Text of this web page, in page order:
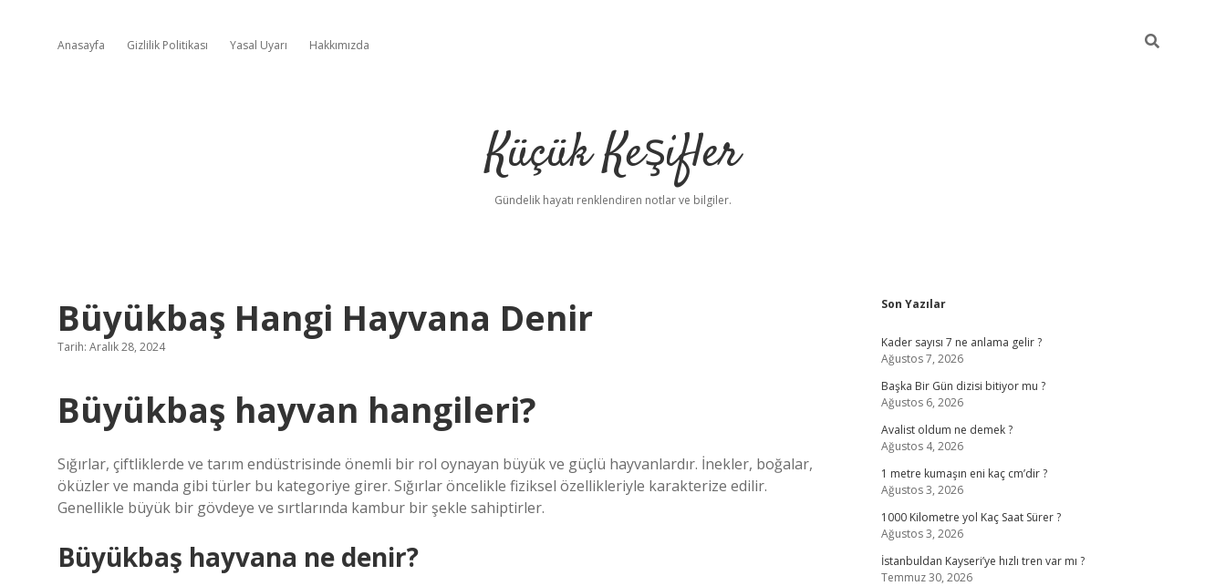
Anasayfa Gizlilik Politikası Yasal Uyarı Hakkımızda
Küçük Keşifler
Gündelik hayatı renklendiren notlar ve bilgiler.
Büyükbaş Hangi Hayvana Denir
Tarih: Aralık 28, 2024
Büyükbaş hayvan hangileri?
Sığırlar, çiftliklerde ve tarım endüstrisinde önemli bir rol oynayan büyük ve güçlü hayvanlardır. İnekler, boğalar,
öküzler ve manda gibi türler bu kategoriye girer. Sığırlar öncelikle fiziksel özellikleriyle karakterize edilir.
Genellikle büyük bir gövdeye ve sırtlarında kambur bir şekle sahiptirler.
Büyükbaş hayvana ne denir?
Sidebar
Son Yazılar
Kader sayısı 7 ne anlama gelir ?
Ağustos 7, 2026
Başka Bir Gün dizisi bitiyor mu ?
Ağustos 6, 2026
Avalist oldum ne demek ?
Ağustos 4, 2026
1 metre kumaşın eni kaç cm’dir ?
Ağustos 3, 2026
1000 Kilometre yol Kaç Saat Sürer ?
Ağustos 3, 2026
İstanbuldan Kayseri’ye hızlı tren var mı ?
Temmuz 30, 2026